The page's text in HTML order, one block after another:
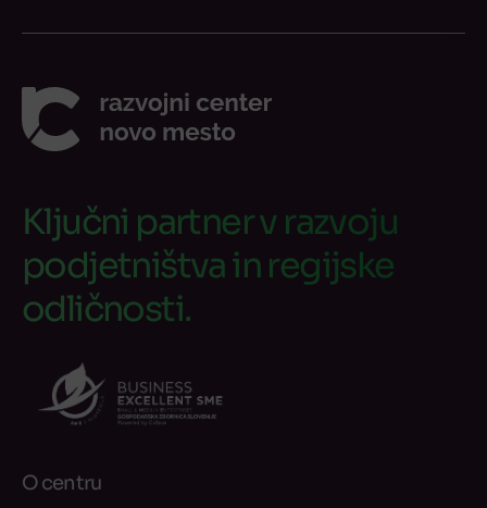
Ključni partner v razvoju
podjetništva in regijske
odličnosti.
O centru